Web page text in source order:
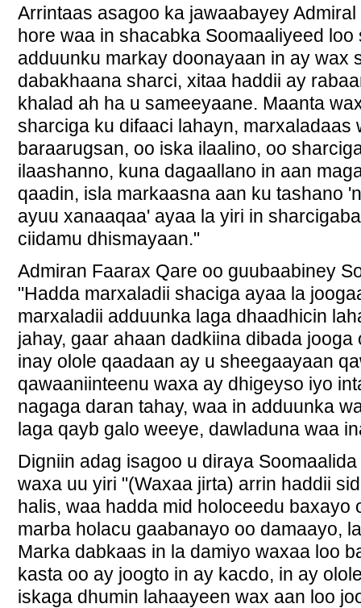
Arrintaas asagoo ka jawaabayey
hore waa in shacabka Soomaaliyeed
adduunku markay doonayaan in ay wax
dabakhaana sharci, xitaa haddii ay
khalad ah ha u sameeyaane. Maanta
sharciga ku difaaci lahayn,
baraarugsan, oo iska ilaalino, oo
ilaashanno, kuna dagaallano in aan
qaadin, isla markaasna aan ku tashano
ayuu xanaaqaa' ayaa la yiri in
ciidamu dhismayaan."
Admiran Faarax Qare oo guubaabiney
"Hadda marxaladii shaciga ayaa la
marxaladii adduunka laga dhaadhicin
jahay, gaar ahaan dadkiina dibada
inay olole qaadaan ay u sheegaayaan
qawaaniinteenu waxa ay dhigeyso iyo
nagaga daran tahay, waa in adduunka
laga qayb galo weeye, dawladuna waa
Digniin adag isagoo u diraya
waxa uu yiri "(Waxaa jirta) arrin haddii
halis, waa hadda mid holoceedu baxayo
marba holacu gaabanayo oo damaayo,
Marka dabkaas in la damiyo waxaa loo
kasta oo ay joogto in ay kacdo, in ay
iskaga dhumin lahaayeen wax aan loo